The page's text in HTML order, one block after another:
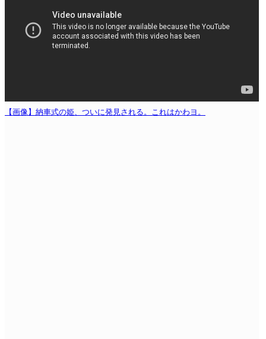
【画像】納車式の姫、ついに発見される。これはかわヨ。